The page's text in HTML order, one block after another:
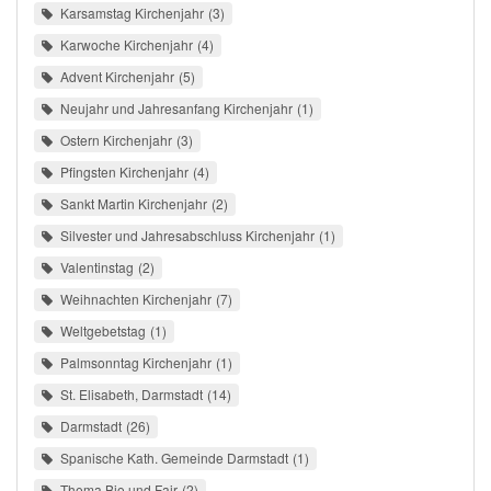
Karsamstag Kirchenjahr 3
Karwoche Kirchenjahr 4
Advent Kirchenjahr 5
Neujahr und Jahresanfang Kirchenjahr 1
Ostern Kirchenjahr 3
Pfingsten Kirchenjahr 4
Sankt Martin Kirchenjahr 2
Silvester und Jahresabschluss Kirchenjahr 1
Valentinstag 2
Weihnachten Kirchenjahr 7
Weltgebetstag 1
Palmsonntag Kirchenjahr 1
St. Elisabeth, Darmstadt 14
Darmstadt 26
Spanische Kath. Gemeinde Darmstadt 1